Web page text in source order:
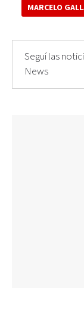
MARCELO
Seguí las
News